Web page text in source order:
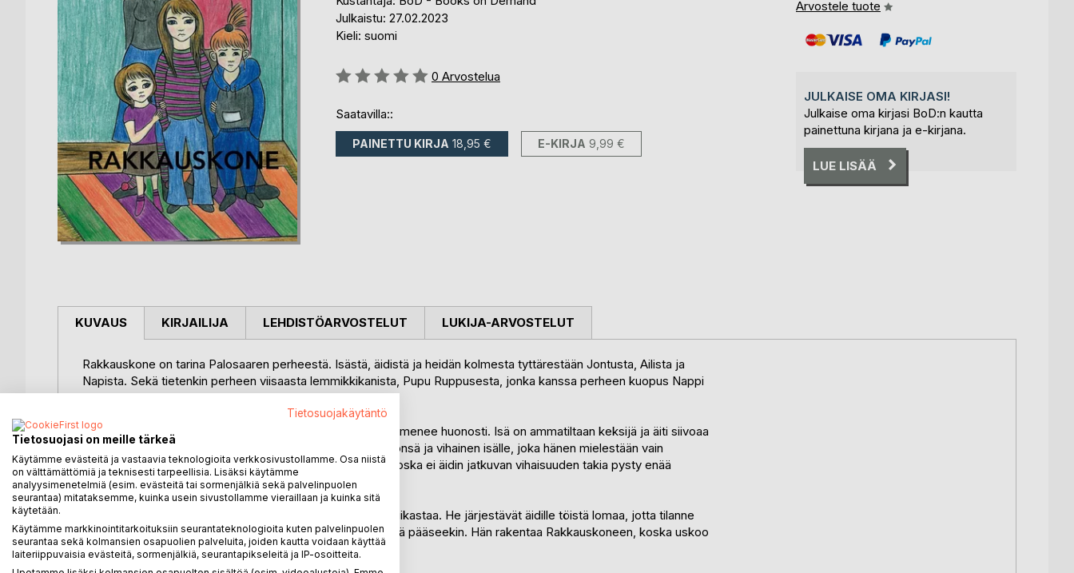
Julkaistu: 27.02.2023
Kieli: suomi
Arvostelu::
0 Arvostelua
Saatavilla::
PAINETTU KIRJA 18,95 € E-KIRJA 9,99 €
Arvostele tuote
JULKAISE OMA KIRJASI!
Julkaise oma kirjasi BoD:n kautta
painettuna kirjana ja e-kirjana.
LUE LISÄÄ
KUVAUS
Rakkauskone on tarina Palosaaren perheestä. Isästä, äidistä ja heidän kolmesta tyttärestään Jontusta, Ailista ja
Napista. Sekä tietenkin perheen viisaasta lemmikkikanista, Pupu Ruppusesta, jonka kanssa perheen kuopus Nappi
telepaattisesti keskustelee.
Perhe on aiemmin ollut onnellinen, mutta nyt isällä ja äidillä menee huonosti. Isä on ammatiltaan keksijä ja äiti siivoaa
koulua, jossa toimi ennen opettajana. Äiti on väsynyt työhönsä ja vihainen isälle, joka hänen mielestään vain
laiskottelee kotona, eikä tee mitään. Ja isä on surullinen, koska ei äidin jatkuvan vihaisuuden takia pysty enää
keksimään.
Onneksi perheen neuvokkaat tyttäret tajuavat mistä asia kiikastaa. He järjestävät äidille töistä lomaa, jotta tilanne
rauhoittuisi ja isä pääsisi keksimisessään vauhtiin. Ja niin isä pääseekin. Hän rakentaa Rakkauskoneen, koska uskoo
saavansa sen avulla äidin rakastumaan taas itseensä.
KIRJAILIJA LEHDISTÖARVOSTELUT LUKIJA-ARVOSTELUT
Tietosuojakäytäntö
Tietosuojasi on meille tärkeä
Käytämme evästeitä ja vastaavia teknologioita verkkosivustollamme. Osa niistä
on välttämättömiä ja teknisesti tarpeellisia. Lisäksi käytämme
analyysimenetelmiä (esim. evästeitä tai sormenjälkiä sekä palvelinpuolen
seurantaa) mitataksemme, kuinka usein sivustollamme vieraillaan ja kuinka sitä
käytetään.
Käytämme markkinointitarkoituksiin seurantateknologioita kuten palvelinpuolen
seurantaa sekä kolmansien osapuolien palveluita, joiden kautta voidaan käyttää
laiteriippuvaisia evästeitä, sormenjälkiä, seurantapikseleitä ja IP-osoitteita.